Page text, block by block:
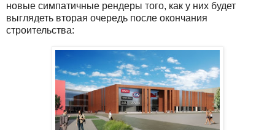
новые симпатичные рендеры того, как у них будет
выглядеть вторая очередь после окончания
строительства: